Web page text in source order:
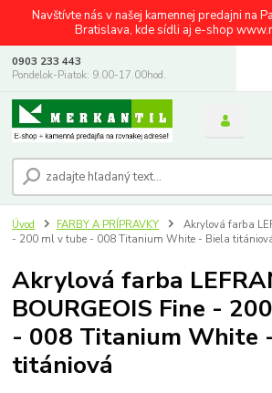
Navštívte nás v našej kamennej predajni na
Bratislava, kde sídli aj e-shop
0903 233 443
Pondelok-Piatok: 9.00-17.00hod.
Úvod FARBY A PRÍPRAVKY
Akrylová farba
- 200 ml v tube - 008 Titanium White - Biela
Akrylová farba
BOURGEOIS Fine -
- 008 Titanium White
titániová